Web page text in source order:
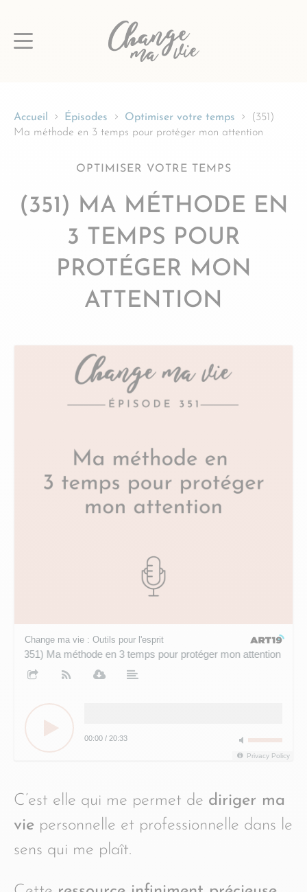
au
Accueil Épisodes Optimiser votre temps
(351)
Ma méthode en 3 temps pour protéger mon attention
OPTIMISER VOTRE TEMPS
(351) MA MÉTHODE EN
3 TEMPS POUR
PROTÉGER MON
ATTENTION
Change ma vie : Outils pour l'esprit
(351) Ma méthode en 3 temps pour protéger mon attention
00:00 / 20:33
Privacy Policy
C’est elle qui me permet de diriger ma
vie personnelle et professionnelle dans le
sens qui me plaît.